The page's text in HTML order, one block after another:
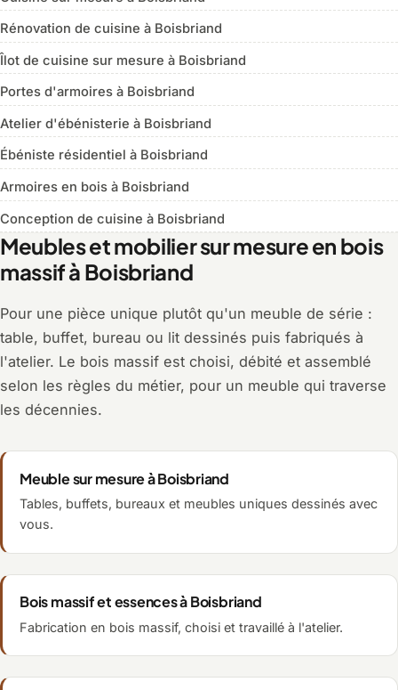
Rénovation de cuisine à Boisbriand
Îlot de cuisine sur mesure à Boisbriand
Portes d'armoires à Boisbriand
Atelier d'ébénisterie à Boisbriand
Ébéniste résidentiel à Boisbriand
Armoires en bois à Boisbriand
Conception de cuisine à Boisbriand
Meubles et mobilier sur mesure en bois
massif à Boisbriand
Pour une pièce unique plutôt qu'un meuble de série :
table, buffet, bureau ou lit dessinés puis fabriqués à
l'atelier. Le bois massif est choisi, débité et assemblé
selon les règles du métier, pour un meuble qui traverse
les décennies.
Meuble sur mesure à Boisbriand
Tables, buffets, bureaux et meubles uniques dessinés avec
vous.
Bois massif et essences à Boisbriand
Fabrication en bois massif, choisi et travaillé à l'atelier.